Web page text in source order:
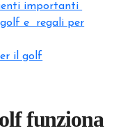
importanti
golf e regali per
il golf
funziona